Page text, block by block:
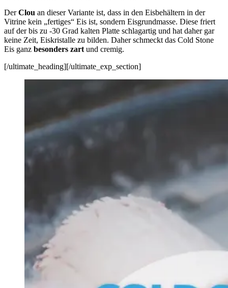
DerClou an dieser Variante ist, dass in den Eisbehältern in der
Vitrine kein „fertiges“ Eis ist, sondern Eisgrundmasse. Diese friert
auf der bis zu -30 Grad kalten Platte schlagartig und hat daher gar
keine Zeit, Eiskristalle zu bilden. Daher schmeckt das Cold Stone
Eis ganz besonders zart und cremig.
[/ultimate_heading][/ultimate_exp_section]